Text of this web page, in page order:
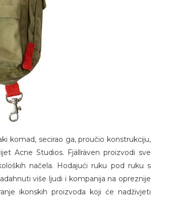
komad, secirao ga, proučio konstrukciju,
Acne Studios. Fjällräven proizvodi sve
načela. Hodajući ruku pod ruku s
više ljudi i kompanija na opreznije
ikonskih proizvoda koji će nadživjeti